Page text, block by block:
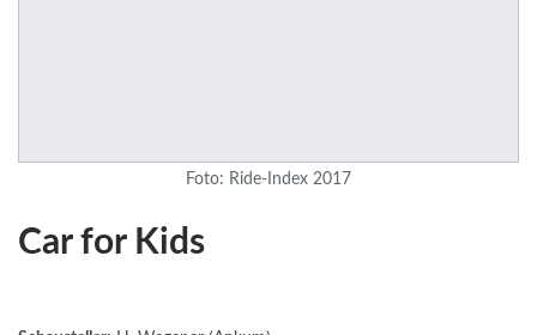
Foto: Ride-Index 2017
Car for Kids